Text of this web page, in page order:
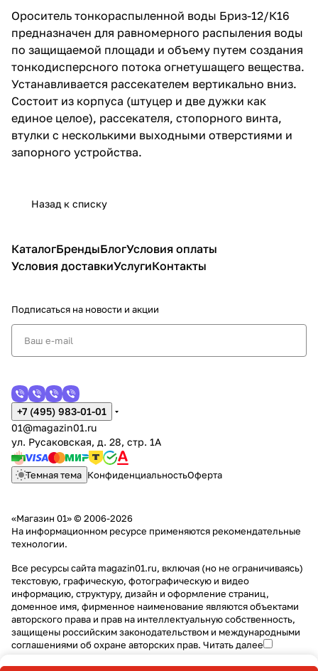
Ороситель тонкораспыленной воды Бриз-12/К16
предназначен для равномерного распыления воды
по защищаемой площади и объему путем создания
тонкодисперсного потока огнетушащего вещества.
Устанавливается рассекателем вертикально вниз.
Состоит из корпуса (штуцер и две дужки как
единое целое), рассекателя, стопорного винта,
втулки с несколькими выходными отверстиями и
запорного устройства.
Назад к списку
КаталогБрендыБлогУсловия оплаты
Условия доставкиУслугиКонтакты
Подписаться на новости и акции
+7 (495) 983-01-01
01@magazin01.ru
ул. Русаковская, д. 28, стр. 1А
Темная тема КонфиденциальностьОферта
«Магазин 01» © 2006-2026
На информационном ресурсе применяются рекомендательные
технологии.
Все ресурсы сайта magazin01.ru, включая (но не ограничиваясь)
текстовую, графическую, фотографическую и видео
информацию, структуру, дизайн и оформление страниц,
доменное имя, фирменное наименование являются объектами
авторского права и прав на интеллектуальную собственность,
защищены российским законодательством и международными
соглашениями об охране авторских прав. Читать далее